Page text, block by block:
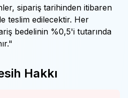
sipariş tarihinden itibaren
teslim edilecektir. Her
bedelinin %0,5'i tutarında
Hakkı